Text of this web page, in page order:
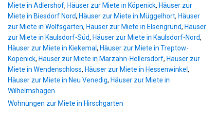
Miete in Adlershof, Häuser zur Miete in Köpenick, Häuser zur
Miete in Biesdorf Nord, Häuser zur Miete in Müggelhort, Häuser
zur Miete in Wolfsgarten, Häuser zur Miete in Elsengrund, Häuser
zur Miete in Kaulsdorf-Süd, Häuser zur Miete in Kaulsdorf-Nord,
Häuser zur Miete in Kiekemal, Häuser zur Miete in Treptow-
Köpenick, Häuser zur Miete in Marzahn-Hellersdorf, Häuser zur
Miete in Wendenschloss, Häuser zur Miete in Hessenwinkel ,
Häuser zur Miete in Neu Venedig, Häuser zur Miete in
Wilhelmshagen
Wohnungen zur Miete in Hirschgarten